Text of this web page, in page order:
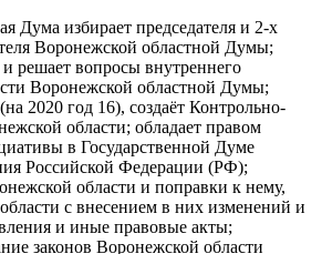
Дума избирает председателя и 2-х
Воронежской областной Думы;
решает вопросы внутреннего
Воронежской областной Думы;
2020 год 16), создаёт Контрольно-
области; обладает правом
в Государственной Думе
Российской Федерации (РФ);
области и поправки к нему,
с внесением в них изменений и
и иные правовые акты;
законов Воронежской области